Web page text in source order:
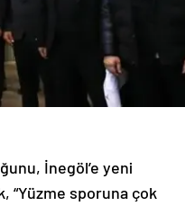
İnegöl’e yeni
“Yüzme sporuna çok